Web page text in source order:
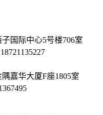
国际中心5号楼706室
嘉华大厦F座1805室